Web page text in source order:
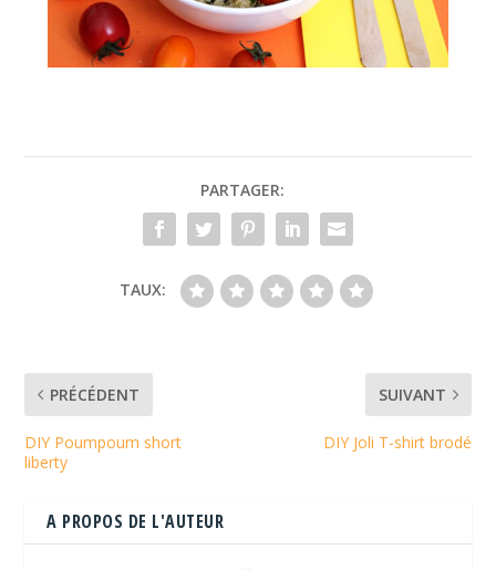
PARTAGER:
TAUX:
PRÉCÉDENT
DIY Poumpoum short
liberty
SUIVANT
DIY Joli T-shirt brodé
A PROPOS DE L'AUTEUR